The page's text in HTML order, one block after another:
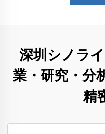
深圳シノラ
業・研究・分
精